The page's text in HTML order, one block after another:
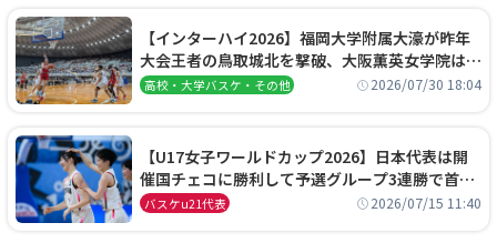
【インターハイ2026】福岡大学附属大濠が昨年
大会王者の鳥取城北を撃破、大阪薫英女学院は岐
阜女子に完勝、大会3日目試合結果
高校・大学バスケ・その他 2026/07/30 18:04
【U17女子ワールドカップ2026】日本代表は開
催国チェコに勝利して予選グループ3連勝で首位
通過！準々決勝の相手はエジプトに決定
バスケu21代表 2026/07/15 11:40